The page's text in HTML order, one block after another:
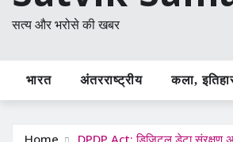
सत्य और भरोसे की खबर
भारत अंतरराष्ट्रीय कला,
Home DPDP Act: डिजिटल डेटा संरक्षण